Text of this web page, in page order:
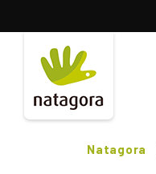
principal
Natagora